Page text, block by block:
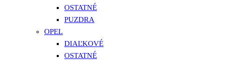
OSTATNÉ
PUZDRA
OPEL
DIAĽKOVÉ
OSTATNÉ